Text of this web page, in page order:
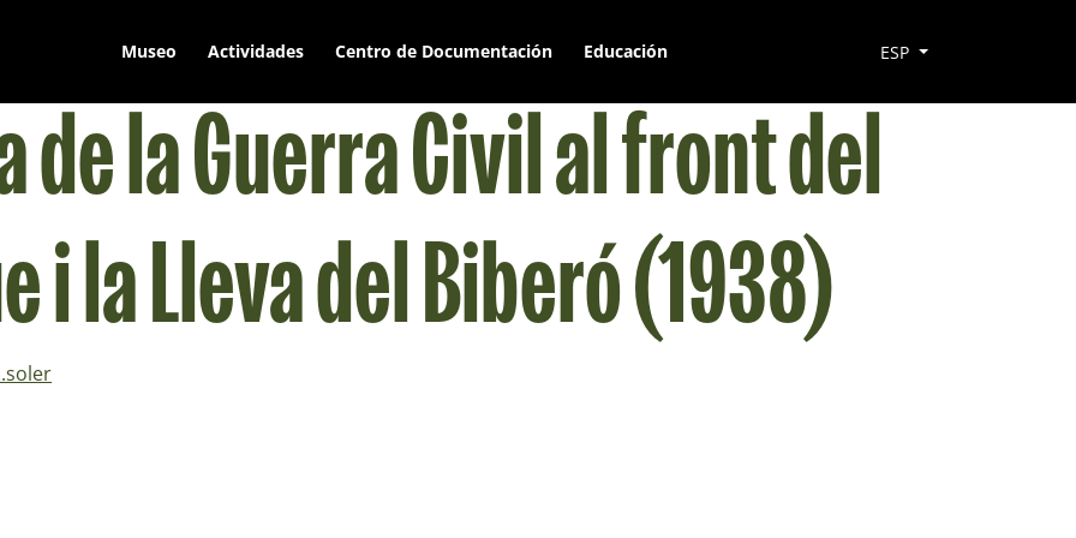
Museo Actividades Centro de Documentación Educación ESP
de la Guerra Civil al front del
i la Lleva del Biberó (1938)